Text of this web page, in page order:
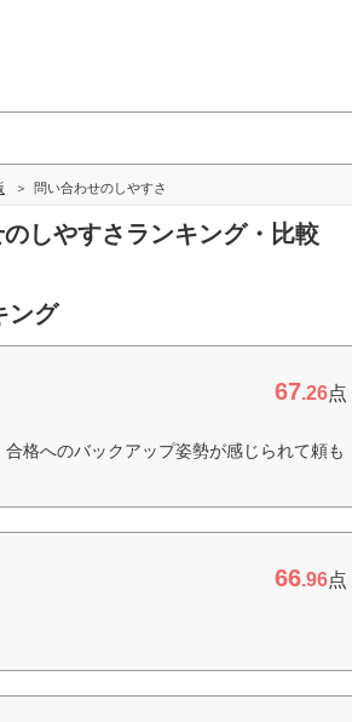
問い合わせのしやすさ
しやすさランキング・比較
ング
67.26点
格へのバックアップ姿勢が感じられて頼も
66.96点